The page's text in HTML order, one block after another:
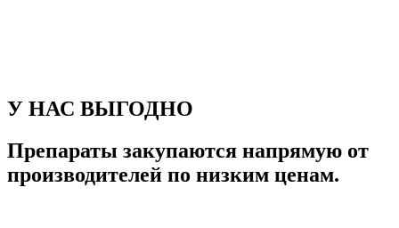
У НАС ВЫГОДНО
Препараты закупаются напрямую от
производителей по низким ценам.